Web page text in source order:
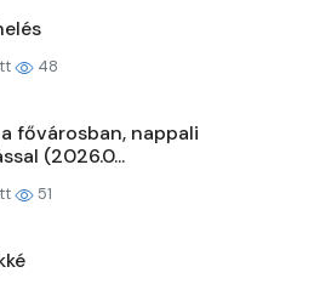
48
fővárosban, nappali
(2026.0...
51